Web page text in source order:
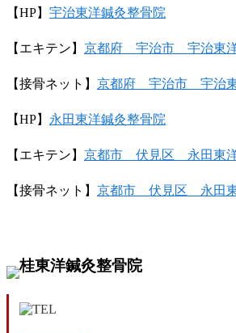
【HP】 宇治東洋鍼灸整骨院
【エキテン】 京都府 宇治市 宇治東
【接骨ネット】 京都府 宇治市 宇治東
【HP】 永田東洋鍼灸整骨院
【エキテン】 京都市 伏見区 永田東
【接骨ネット】 京都市 伏見区 永田